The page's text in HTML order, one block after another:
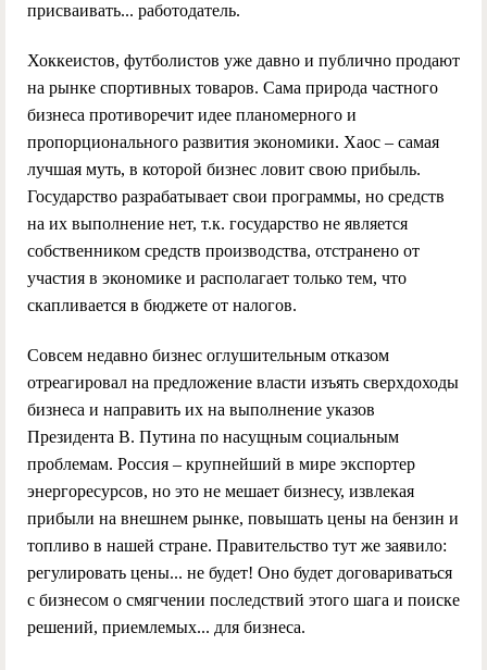
присваивать... работодатель.
Хоккеистов, футболистов уже давно и публично продают
на рынке спортивных товаров. Сама природа частного
бизнеса противоречит идее планомерного и
пропорционального развития экономики. Хаос – самая
лучшая муть, в которой бизнес ловит свою прибыль.
Государство разрабатывает свои программы, но средств
на их выполнение нет, т.к. государство не является
собственником средств производства, отстранено от
участия в экономике и располагает только тем, что
скапливается в бюджете от налогов.
Совсем недавно бизнес оглушительным отказом
отреагировал на предложение власти изъять сверхдоходы
бизнеса и направить их на выполнение указов
Президента В. Путина по насущным социальным
проблемам. Россия – крупнейший в мире экспортер
энергоресурсов, но это не мешает бизнесу, извлекая
прибыли на внешнем рынке, повышать цены на бензин и
топливо в нашей стране. Правительство тут же заявило:
регулировать цены... не будет! Оно будет договариваться
с бизнесом о смягчении последствий этого шага и поиске
решений, приемлемых... для бизнеса.